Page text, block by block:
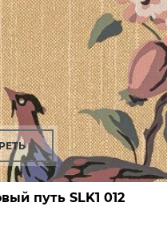
путьSLK1 012